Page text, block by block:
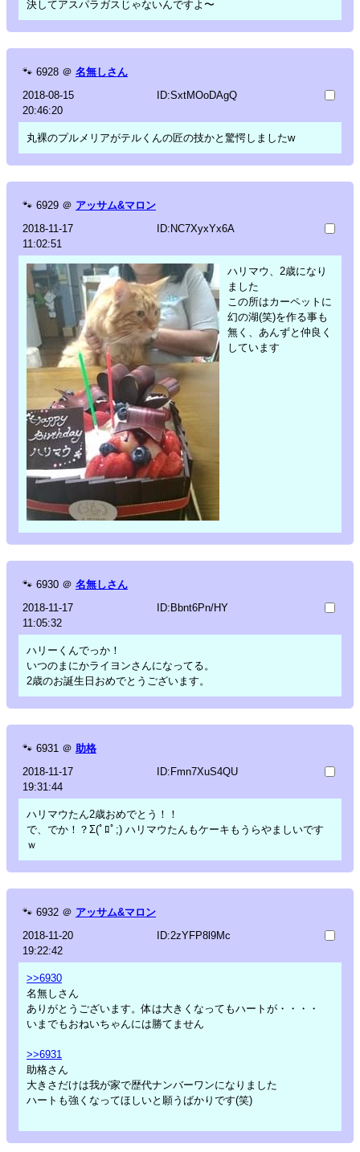
決してアスパラガスじゃないんですよ〜
🐾 6928 ＠ 名無しさん
2018-08-15
20:46:20
ID:SxtMOoDAgQ
丸裸のプルメリアがテルくんの匠の技かと驚愕しましたw
🐾 6929 ＠ アッサム&マロン
2018-11-17
11:02:51
ID:NC7XyxYx6A
ハリマウ、2歳になり
ました
この所はカーペットに
幻の湖(笑)を作る事も
無く、あんずと仲良く
しています
🐾 6930 ＠ 名無しさん
2018-11-17
11:05:32
ID:Bbnt6Pn/HY
ハリーくんでっか！
いつのまにかライヨンさんになってる。
2歳のお誕生日おめでとうございます。
🐾 6931 ＠ 助格
2018-11-17
19:31:44
ID:Fmn7XuS4QU
ハリマウたん2歳おめでとう！！
で、でか！？Σ(ﾟﾛﾟ;) ハリマウたんもケーキもうらやましいです
ｗ
🐾 6932 ＠ アッサム&マロン
2018-11-20
19:22:42
ID:2zYFP8l9Mc
>>6930
名無しさん
ありがとうございます。体は大きくなってもハートが・・・・
いまでもおねいちゃんには勝てません
>>6931
助格さん
大きさだけは我が家で歴代ナンバーワンになりました
ハートも強くなってほしいと願うばかりです(笑)